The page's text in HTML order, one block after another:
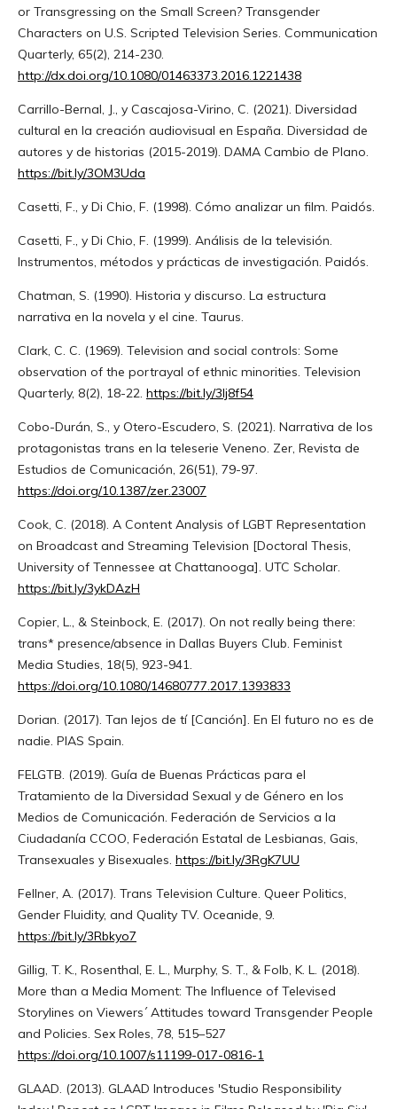
or Transgressing on the Small Screen? Transgender
Characters on U.S. Scripted Television Series. Communication
Quarterly, 65(2), 214-230.
http://dx.doi.org/10.1080/01463373.2016.1221438
Carrillo-Bernal, J., y Cascajosa-Virino, C. (2021). Diversidad
cultural en la creación audiovisual en España. Diversidad de
autores y de historias (2015-2019). DAMA Cambio de Plano.
https://bit.ly/3OM3Uda
Casetti, F., y Di Chio, F. (1998). Cómo analizar un film. Paidós.
Casetti, F., y Di Chio, F. (1999). Análisis de la televisión.
Instrumentos, métodos y prácticas de investigación. Paidós.
Chatman, S. (1990). Historia y discurso. La estructura
narrativa en la novela y el cine. Taurus.
Clark, C. C. (1969). Television and social controls: Some
observation of the portrayal of ethnic minorities. Television
Quarterly, 8(2), 18-22. https://bit.ly/3Ij8f54
Cobo-Durán, S., y Otero-Escudero, S. (2021). Narrativa de los
protagonistas trans en la teleserie Veneno. Zer, Revista de
Estudios de Comunicación, 26(51), 79-97.
https://doi.org/10.1387/zer.23007
Cook, C. (2018). A Content Analysis of LGBT Representation
on Broadcast and Streaming Television [Doctoral Thesis,
University of Tennessee at Chattanooga]. UTC Scholar.
https://bit.ly/3ykDAzH
Copier, L., & Steinbock, E. (2017). On not really being there:
trans* presence/absence in Dallas Buyers Club. Feminist
Media Studies, 18(5), 923-941.
https://doi.org/10.1080/14680777.2017.1393833
Dorian. (2017). Tan lejos de tí [Canción]. En El futuro no es de
nadie. PIAS Spain.
FELGTB. (2019). Guía de Buenas Prácticas para el
Tratamiento de la Diversidad Sexual y de Género en los
Medios de Comunicación. Federación de Servicios a la
Ciudadanía CCOO, Federación Estatal de Lesbianas, Gais,
Transexuales y Bisexuales. https://bit.ly/3RgK7UU
Fellner, A. (2017). Trans Television Culture. Queer Politics,
Gender Fluidity, and Quality TV. Oceanide, 9.
https://bit.ly/3Rbkyo7
Gillig, T. K., Rosenthal, E. L., Murphy, S. T., & Folb, K. L. (2018).
More than a Media Moment: The Influence of Televised
Storylines on Viewers´ Attitudes toward Transgender People
and Policies. Sex Roles, 78, 515–527
https://doi.org/10.1007/s11199-017-0816-1
GLAAD. (2013). GLAAD Introduces 'Studio Responsibility